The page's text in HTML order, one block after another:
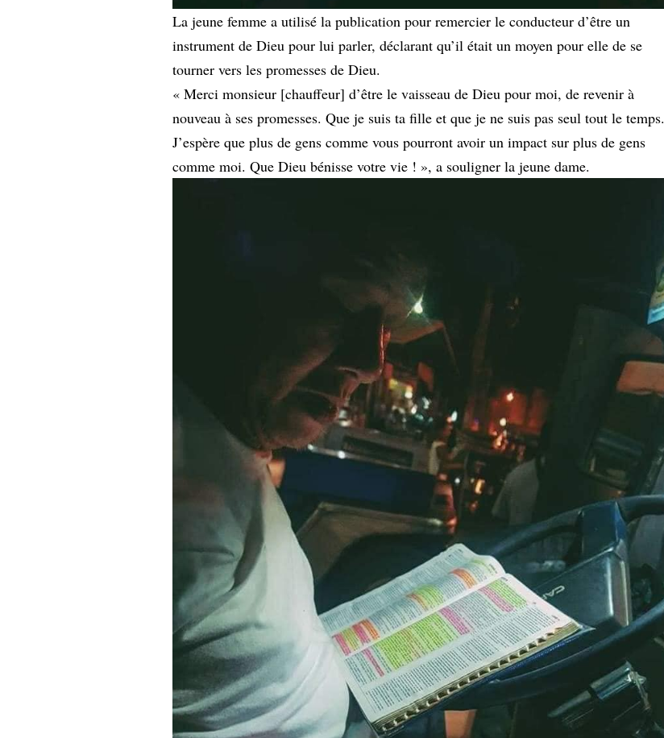
La jeune femme a utilisé la publication pour remercier le conducteur d’être un
instrument de Dieu pour lui parler, déclarant qu’il était un moyen pour elle de se
tourner vers les promesses de Dieu.
« Merci monsieur [chauffeur] d’être le vaisseau de Dieu pour moi, de revenir à
nouveau à ses promesses. Que je suis ta fille et que je ne suis pas seul tout le temps.
J’espère que plus de gens comme vous pourront avoir un impact sur plus de gens
comme moi. Que Dieu bénisse votre vie ! », a souligner la jeune dame.